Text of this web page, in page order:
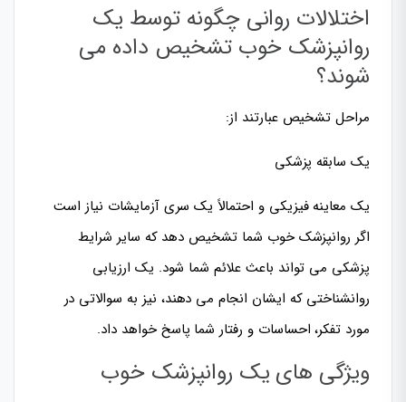
اختلالات روانی چگونه توسط یک
روانپزشک خوب تشخیص داده می
شوند؟
مراحل تشخیص عبارتند از:
یک سابقه پزشکی
یک معاینه فیزیکی و احتمالاً یک سری آزمایشات نیاز است
اگر روانپزشک خوب شما تشخیص دهد که سایر شرایط
پزشکی می تواند باعث علائم شما شود. یک ارزیابی
روانشناختی که ایشان انجام می دهند، نیز به سوالاتی در
مورد تفکر، احساسات و رفتار شما پاسخ خواهد داد.
ویژگی های یک روانپزشک خوب